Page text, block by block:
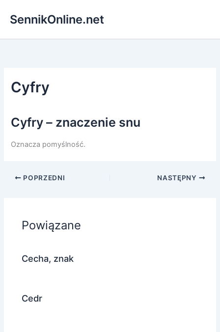
SennikOnline.net
Cyfry
Cyfry – znaczenie snu
Oznacza pomyślność.
POPRZEDNI NASTĘPNY
Powiązane
Cecha, znak
Cedr